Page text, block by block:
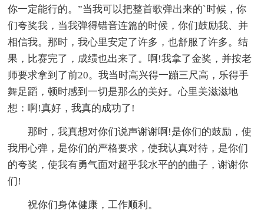
你一定能行的。”当我可以把整首歌弹出来的`时候，你
们夸奖我，当我弹得错音连篇的时候，你们鼓励我、并
相信我。那时，我心里安定了许多，也舒服了许多。结
果，比赛完了，成绩也出来了。啊!我拿了金奖，并按老
师要求拿到了前20。我当时高兴得一蹦三尺高，乐得手
舞足蹈，顿时感到一切是那么的美好。心里美滋滋地
想：啊!真好，我真的成功了!
那时，我真想对你们说声谢谢啊!是你们的鼓励，使
我用心弹，是你们的严格要求，使我认真对待，是你们
的夸奖，使我有勇气面对超乎我水平的的曲子，谢谢你
们!
祝你们身体健康，工作顺利。